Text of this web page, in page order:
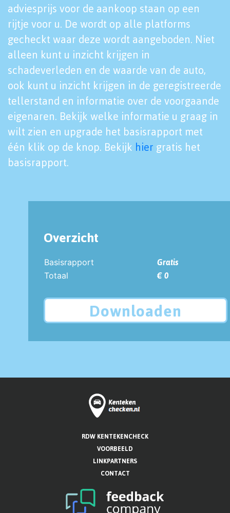
adviesprijs voor de aankoop staan op een
rijtje voor u. De wordt op alle platforms
gecheckt waar deze wordt aangeboden. Niet
alleen kunt u inzicht krijgen in
schadeverleden en de waarde van de auto,
ook kunt u inzicht krijgen in de geregistreerde
tellerstand en informatie over de voorgaande
eigenaren. Bekijk welke informatie u graag in
wilt zien en upgrade het basisrapport met
één klik op de knop. Bekijk hier gratis het
basisrapport.
Overzicht
Basisrapport
Gratis
Totaal
€ 0
Downloaden
RDW KENTEKENCHECK
VOORBEELD
LINKPARTNERS
CONTACT